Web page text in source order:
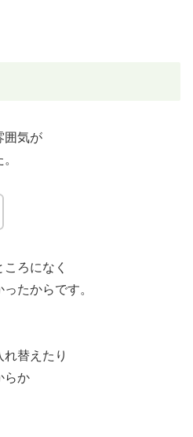
囲気が
ろになく
たからです。
替えたり
らか